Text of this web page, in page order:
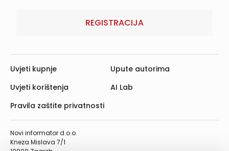
REGISTRACIJA
Novi informator d.o.o.
Kneza Mislava 7/1
Uvjeti kupnje
Uvjeti korištenja
Pravila zaštite privatnosti
Upute autorima
AI Lab